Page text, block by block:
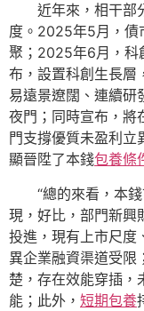
近年來，相干部
度。2025年5月，債
聚；2025年6月，科
布，設置科創生長層
易遠景遼闊、連續研
夜門；同時宣布，將
門支撐優質未盈利立
顯晉陞了本錢包養條
“總的來看，本
現，好比，部門新興
投進，現有上市尺度
異企業融資渠道受限
楚，存在效能穿插，
能；此外， 短期包養